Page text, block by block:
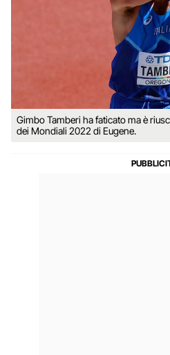
Gimbo Tamberi ha faticato ma è
dei Mondiali 2022 di Eugene.